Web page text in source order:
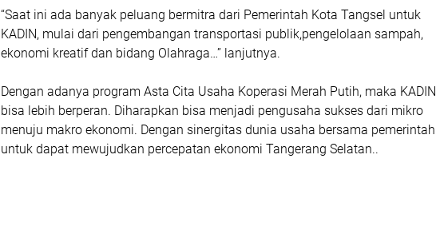
“Saat ini ada banyak peluang bermitra dari Pemerintah Kota Tangsel untuk
KADIN, mulai dari pengembangan transportasi publik,pengelolaan sampah,
ekonomi kreatif dan bidang Olahraga…” lanjutnya.
Dengan adanya program Asta Cita Usaha Koperasi Merah Putih, maka KADIN
bisa lebih berperan. Diharapkan bisa menjadi pengusaha sukses dari mikro
menuju makro ekonomi. Dengan sinergitas dunia usaha bersama pemerintah
untuk dapat mewujudkan percepatan ekonomi Tangerang Selatan..